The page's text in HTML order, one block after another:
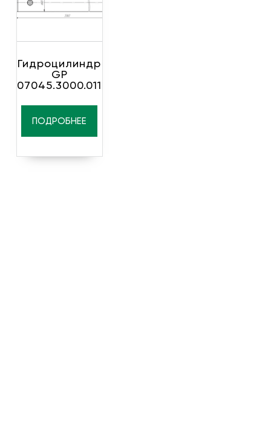
Гидроцилиндр
GP
07045.3000.011
ПОДРОБНЕЕ